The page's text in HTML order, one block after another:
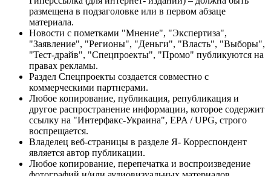
размещена в подзаголовке или в первом абзаце
материала.
Новости с пометками "Мнение", "Экспертиза",
"Заявление", "Регионы", "Деньги", "Власть", "Выборы",
"Тест-драйв", "Спецпроекты", "Промо" публикуются на
правах рекламы.
Раздел Спецпроекты создается совместно с
коммерческими партнерами.
Любое копирование, публикация, републикация и
другое распространение информации, которое содержит
ссылку на "Интерфакс-Украина", EPA / UPG, строго
воспрещается.
Владелец веб-страницы в разделе Я- Корреспондент
является автор публикации.
Любое копирование, перепечатка и воспроизведение